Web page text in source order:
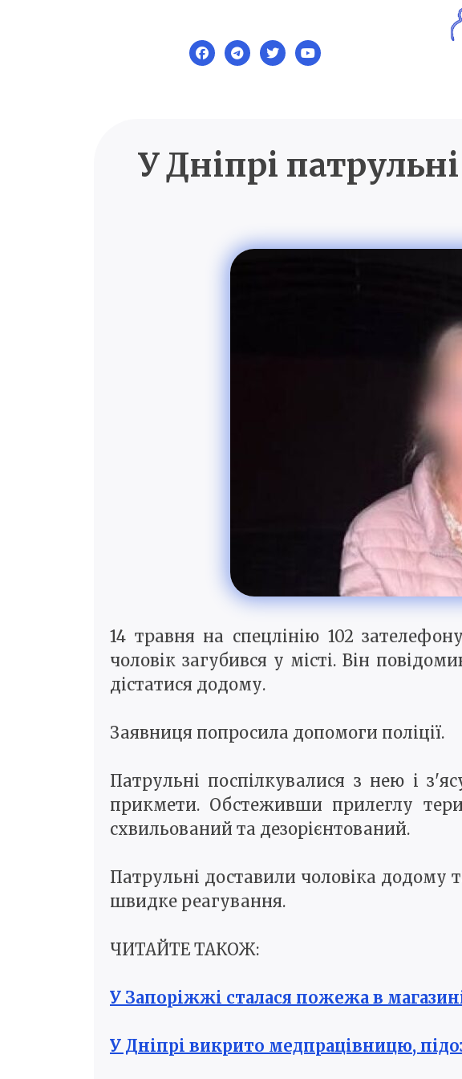
У Дніпрі
14 травня на спецлінію 102
чоловік загубився у місті. Він
дістатися додому.
Заявниця попросила допомоги поліції.
Патрульні поспілкувалися з нею і
прикмети. Обстеживши прилеглу
схвильований та дезорієнтований.
Патрульні доставили чоловіка додому
швидке реагування.
ЧИТАЙТЕ ТАКОЖ:
У Запоріжжі сталася пожежа в
У Дніпрі викрито медпрацівницю,